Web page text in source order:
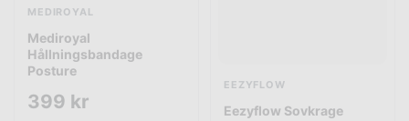
MEDIROYAL
Mediroyal
Hållningsbandage
Posture
399 kr
EEZYFLOW
Eezyflow Sovkrage